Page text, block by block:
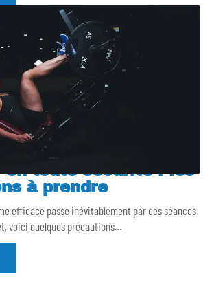
en toute sécurité : les
à prendre
efficace passe inévitablement par des séances
voici quelques précautions…